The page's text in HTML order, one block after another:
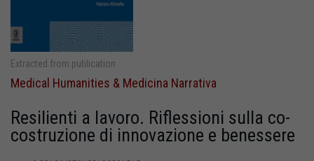
Extracted from publication
Medical Humanities & Medicina Narrativa
Resilienti a lavoro. Riflessioni sulla co-
costruzione di innovazione e benessere